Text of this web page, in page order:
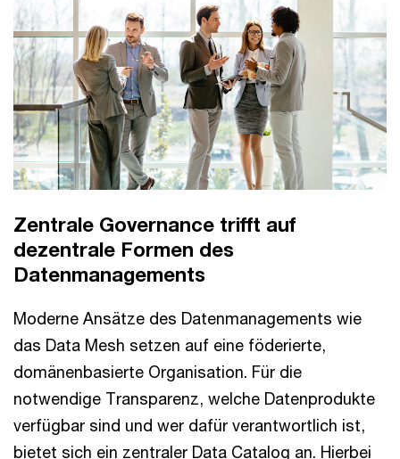
Zentrale Governance trifft auf
dezentrale Formen des
Datenmanagements
Moderne Ansätze des Datenmanagements wie
das Data Mesh setzen auf eine föderierte,
domänenbasierte Organisation. Für die
notwendige Transparenz, welche Datenprodukte
verfügbar sind und wer dafür verantwortlich ist,
bietet sich ein zentraler Data Catalog an. Hierbei